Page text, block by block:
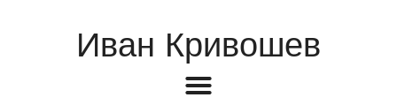
Иван Кривошев